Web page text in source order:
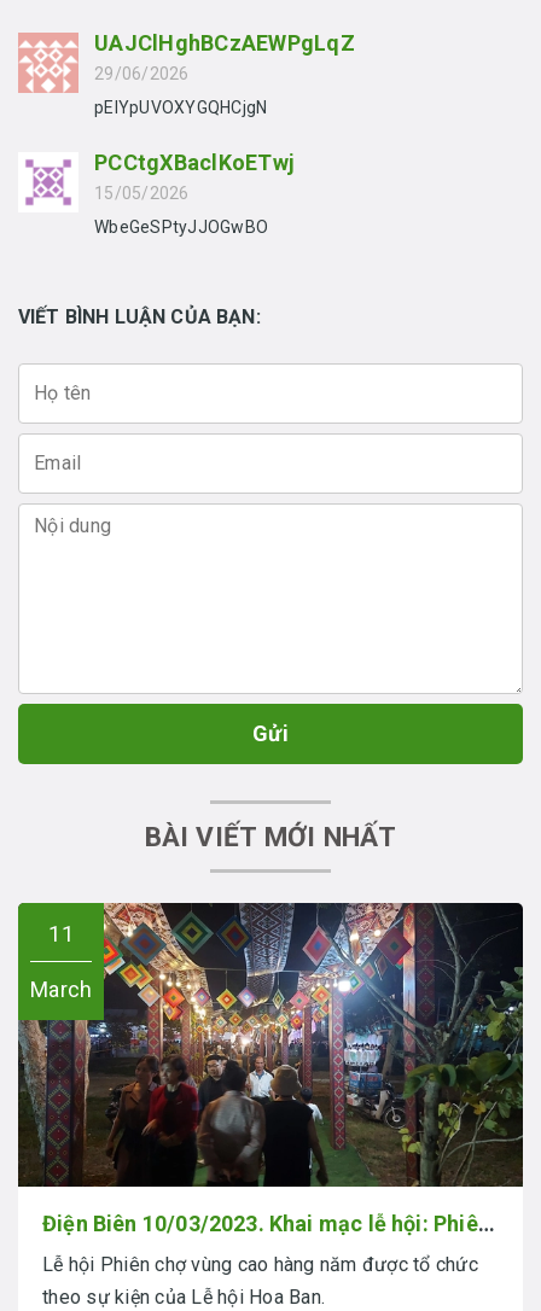
UAJClHghBCzAEWPgLqZ
29/06/2026
pEIYpUVOXYGQHCjgN
PCCtgXBaclKoETwj
15/05/2026
WbeGeSPtyJJOGwBO
VIẾT BÌNH LUẬN CỦA BẠN:
Gửi
BÀI VIẾT MỚI NHẤT
11
March
Điện Biên 10/03/2023. Khai mạc lễ hội: Phiên chợ vùng cao.
Lễ hội Phiên chợ vùng cao hàng năm được tổ chức
theo sự kiện của Lễ hội Hoa Ban.